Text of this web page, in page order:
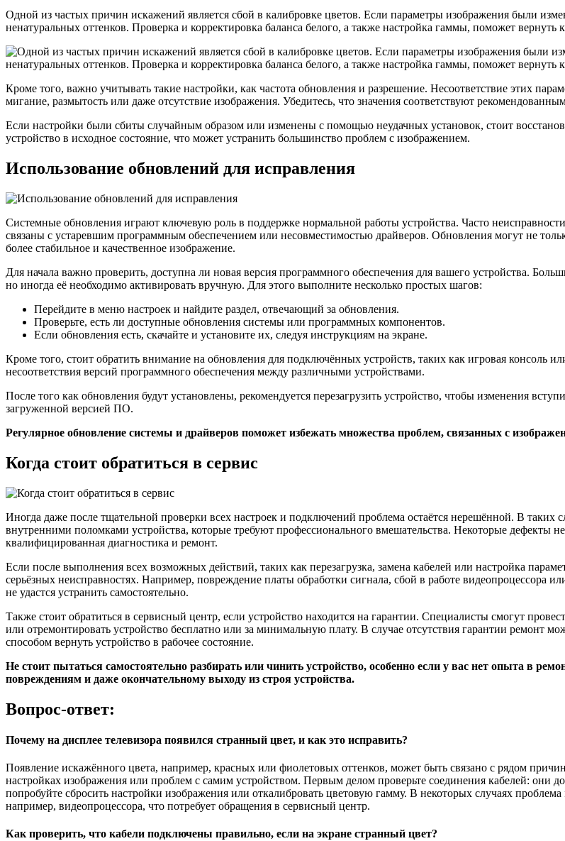
Одной из частых причин искажений является сбой в калибровке цветов. Если параметры изображения были
ненатуральных оттенков. Проверка и корректировка баланса белого, а также настройка гаммы, поможет вернуть
Кроме того, важно учитывать такие настройки, как частота обновления и разрешение. Несоответствие этих
мигание, размытость или даже отсутствие изображения. Убедитесь, что значения соответствуют
Если настройки были сбиты случайным образом или изменены с помощью неудачных установок, стоит
устройство в исходное состояние, что может устранить большинство проблем с изображением.
Использование обновлений для исправления
Системные обновления играют ключевую роль в поддержке нормальной работы устройства. Часто
связаны с устаревшим программным обеспечением или несовместимостью драйверов. Обновления могут не
более стабильное и качественное изображение.
Для начала важно проверить, доступна ли новая версия программного обеспечения для вашего устройства.
но иногда её необходимо активировать вручную. Для этого выполните несколько простых шагов:
Перейдите в меню настроек и найдите раздел, отвечающий за обновления.
Проверьте, есть ли доступные обновления системы или программных компонентов.
Если обновления есть, скачайте и установите их, следуя инструкциям на экране.
Кроме того, стоит обратить внимание на обновления для подключённых устройств, таких как игровая консоль
несоответствия версий программного обеспечения между различными устройствами.
После того как обновления будут установлены, рекомендуется перезагрузить устройство, чтобы изменения
загруженной версией ПО.
Регулярное обновление системы и драйверов поможет избежать множества проблем, связанных с
Когда стоит обратиться в сервис
Иногда даже после тщательной проверки всех настроек и подключений проблема остаётся нерешённой. В таких
внутренними поломками устройства, которые требуют профессионального вмешательства. Некоторые дефекты
квалифицированная диагностика и ремонт.
Если после выполнения всех возможных действий, таких как перезагрузка, замена кабелей или настройка
серьёзных неисправностях. Например, повреждение платы обработки сигнала, сбой в работе видеопроцессора
не удастся устранить самостоятельно.
Также стоит обратиться в сервисный центр, если устройство находится на гарантии. Специалисты смогут
или отремонтировать устройство бесплатно или за минимальную плату. В случае отсутствия гарантии ремонт
способом вернуть устройство в рабочее состояние.
Не стоит пытаться самостоятельно разбирать или чинить устройство, особенно если у вас нет опыта в
повреждениям и даже окончательному выходу из строя устройства.
Вопрос-ответ:
Почему на дисплее телевизора появился странный цвет, и как это исправить?
Появление искажённого цвета, например, красных или фиолетовых оттенков, может быть связано с рядом
настройках изображения или проблем с самим устройством. Первым делом проверьте соединения кабелей:
попробуйте сбросить настройки изображения или откалибровать цветовую гамму. В некоторых случаях
например, видеопроцессора, что потребует обращения в сервисный центр.
Как проверить, что кабели подключены правильно, если на экране странный цвет?